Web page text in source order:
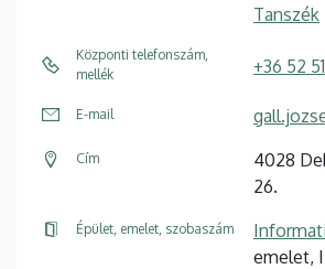
Tanszék
Központi telefonszám,
mellék
+36 52
E-mail
Cím
4028
26.
Épület, emelet, szobaszám
emelet,